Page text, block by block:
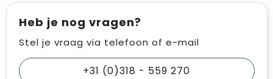
Heb je nog vragen?
Stel je vraag via telefoon of e-mail
+31 (0)318 - 559 270